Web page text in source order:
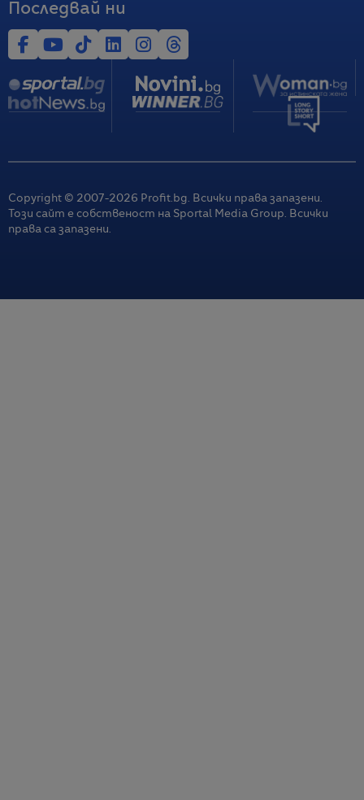
Последвай ни
Copyright © 2007-2026 Profit.bg. Всички права запазени.
Този сайт е собственост на Sportal Media Group. Всички
права са запазени.